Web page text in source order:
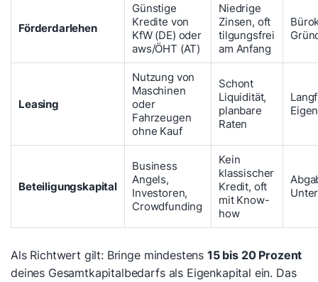
Förderdarlehen
Günstige
Kredite von
KfW (DE) oder
aws/ÖHT (AT)
Niedrige
Zinsen, oft
tilgungsfrei
am Anfang
Leasing
Nutzung von
Maschinen
oder
Fahrzeugen
ohne Kauf
Schont
Liquidität,
planbare
Raten
Beteiligungskapital
Business
Angels,
Investoren,
Crowdfunding
Kein
klassischer
Kredit, oft
mit Know-
how
Als Richtwert gilt: Bringe mindestens 15 bis 20 Prozent
deines Gesamtkapitalbedarfs als Eigenkapital ein. Das